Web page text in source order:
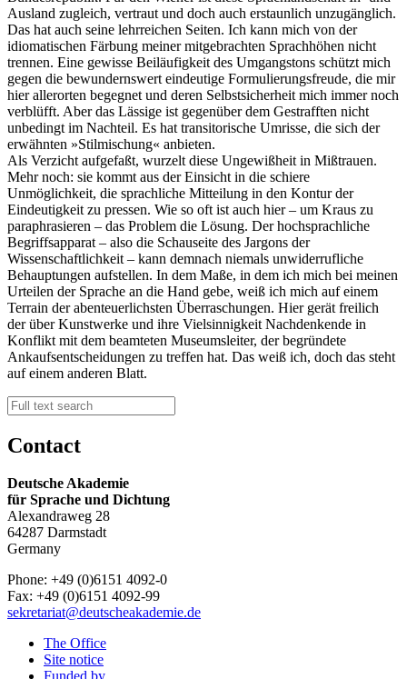
Ausland zugleich, vertraut und doch auch erstaunlich unzugänglich.
Das hat auch seine lehrreichen Seiten. Ich kann mich von der
idiomatischen Färbung meiner mitgebrachten Sprachhöhen nicht
trennen. Eine gewisse Beiläufigkeit des Umgangstons schützt mich
gegen die bewundernswert eindeutige Formulierungsfreude, die mir
hier allerorten begegnet und deren Selbstsicherheit mich immer noch
verblüfft. Aber das Lässige ist gegenüber dem Gestrafften nicht
unbedingt im Nachteil. Es hat transitorische Umrisse, die sich der
erwähnten »Stilmischung« anbieten.
Als Verzicht aufgefaßt, wurzelt diese Ungewißheit in Mißtrauen.
Mehr noch: sie kommt aus der Einsicht in die schiere
Unmöglichkeit, die sprachliche Mitteilung in den Kontur der
Eindeutigkeit zu pressen. Wie so oft ist auch hier – um Kraus zu
paraphrasieren – das Problem die Lösung. Der hochsprachliche
Begriffsapparat – also die Schauseite des Jargons der
Wissenschaftlichkeit – kann demnach niemals unwiderrufliche
Behauptungen aufstellen. In dem Maße, in dem ich mich bei meinen
Urteilen der Sprache an die Hand gebe, weiß ich mich auf einem
Terrain der abenteuerlichsten Überraschungen. Hier gerät freilich
der über Kunstwerke und ihre Vielsinnigkeit Nachdenkende in
Konflikt mit dem beamteten Museumsleiter, der begründete
Ankaufsentscheidungen zu treffen hat. Das weiß ich, doch das steht
auf einem anderen Blatt.
Contact
Deutsche Akademie
für Sprache und Dichtung
Alexandraweg 28
64287 Darmstadt
Germany
Phone: +49 (0)6151 4092-0
Fax: +49 (0)6151 4092-99
sekretariat@deutscheakademie.de
The Office
Site notice